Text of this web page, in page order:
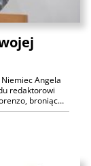
Angela
redaktorowi
broniąc…